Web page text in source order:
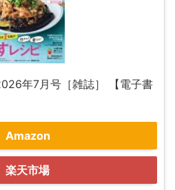
年7月号［雑誌］ 【電子書
Amazon
楽天市場